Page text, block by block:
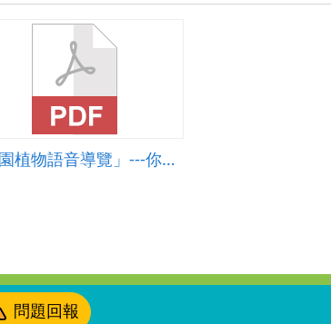
「校園植物語音導覽」---你來 Q，我來說
問題回報